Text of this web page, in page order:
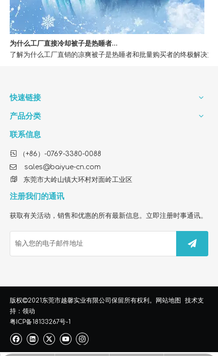
为什么工厂直接冷却被子是热睡者的最佳选择
了解为什么工厂直销的凉爽被子是热睡者和批量购买者的终极解决
如何选择最佳的 Core 300 替换过滤器以清洁室内空气
快速链接
产品分类
联系信息
 （+86）-0769-3380-0088
 sales@baiyue-cn.com
 东莞市大岭山镇大环村对面岭工业区
注册我们的通讯
获取有关活动，销售和优惠的所有最新信息。立即注册时事通讯。
版权2021东莞市越馨实业有限公司 保留所有权利。 网站地图
技术支
持： 领动
粤ICP备18133267号-1